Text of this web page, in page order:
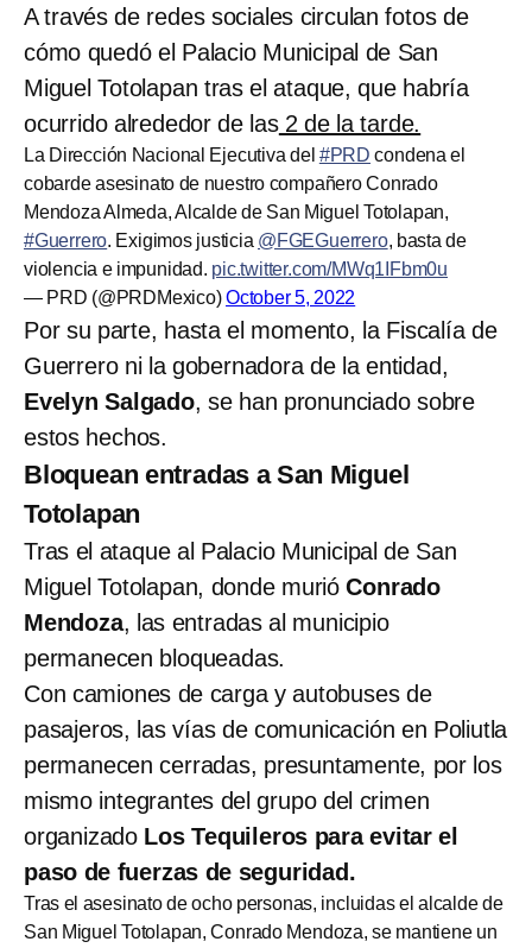
A través de redes sociales circulan fotos de
cómo quedó el Palacio Municipal de San
Miguel Totolapan tras el ataque, que habría
ocurrido alrededor de las2 de la tarde.
La Dirección Nacional Ejecutiva del #PRD condena el
cobarde asesinato de nuestro compañero Conrado
Mendoza Almeda, Alcalde de San Miguel Totolapan,
#Guerrero. Exigimos justicia @FGEGuerrero, basta de
violencia e impunidad. pic.twitter.com/MWq1IFbm0u
— PRD (@PRDMexico)October 5, 2022
Por su parte, hasta el momento, la Fiscalía de
Guerrero ni la gobernadora de la entidad,
Evelyn Salgado, se han pronunciado sobre
estos hechos.
Bloquean entradas a San Miguel
Totolapan
Tras el ataque al Palacio Municipal de San
Miguel Totolapan, donde murióConrado
Mendoza, las entradas al municipio
permanecen bloqueadas.
Con camiones de carga y autobuses de
pasajeros, las vías de comunicación en Poliutla
permanecen cerradas, presuntamente, por los
mismo integrantes del grupo del crimen
organizado Los Tequileros para evitar el
paso de fuerzas de seguridad.
Tras el asesinato de ocho personas, incluidas el alcalde de
San Miguel Totolapan, Conrado Mendoza, se mantiene un